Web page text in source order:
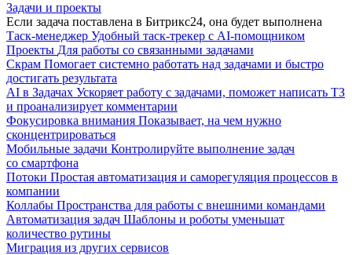
Задачи и проекты
Если задача поставлена в Битрикс24, она будет выполнена
Таск-менеджер Удобный таск-трекер с AI-помощником
Проекты Для работы со связанными задачами
Скрам Помогает системно работать над задачами и быстро
достигать результата
AI в Задачах Ускоряет работу с задачами, поможет написать ТЗ
и проанализирует комментарии
Фокусировка внимания Показывает, на чем нужно
сконцентрироваться
Мобильные задачи Контролируйте выполнение задач
со смартфона
Потоки Простая автоматизация и саморегуляция процессов в
компании
Коллабы Пространства для работы с внешними командами
Автоматизация задач Шаблоны и роботы уменьшат
количество рутины
Миграция из других сервисов